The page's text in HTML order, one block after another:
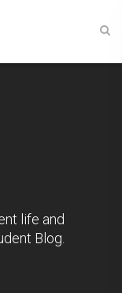
life and
Blog.